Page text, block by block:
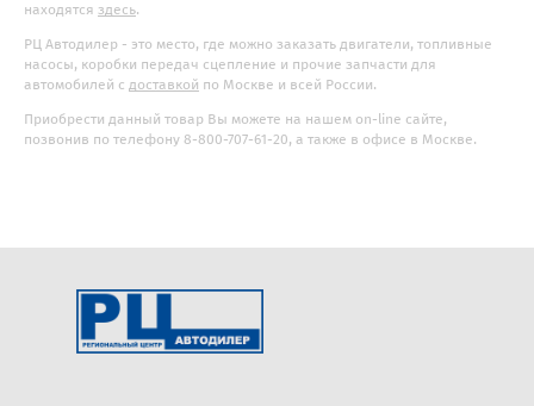
находятся здесь.
РЦ Автодилер - это место, где можно заказать двигатели, топливные
насосы, коробки передач сцепление и прочие запчасти для
автомобилей с доставкой по Москве и всей России.
Приобрести данный товар Вы можете на нашем on-line сайте,
позвонив по телефону 8-800-707-61-20, а также в офисе в Москве.